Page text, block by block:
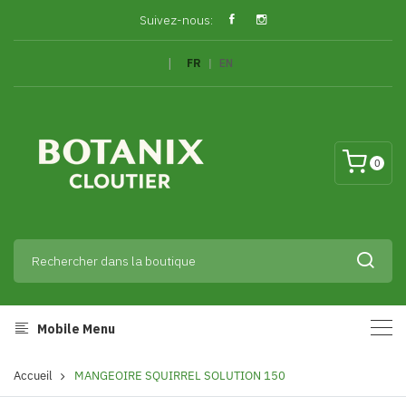
Suivez-nous:
| FR | EN
0
Mobile Menu
Accueil MANGEOIRE SQUIRREL SOLUTION 150